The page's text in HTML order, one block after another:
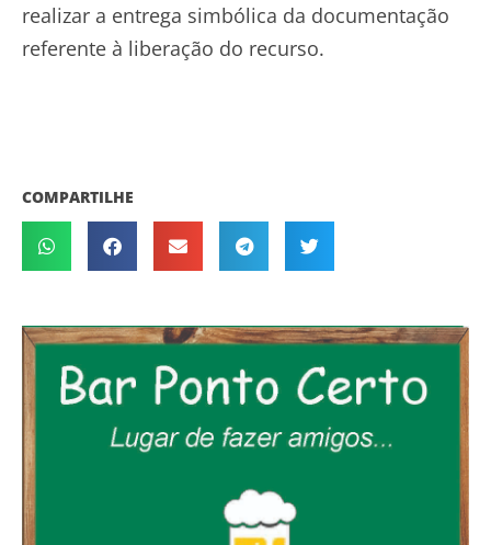
realizar a entrega simbólica da documentação
referente à liberação do recurso.
COMPARTILHE